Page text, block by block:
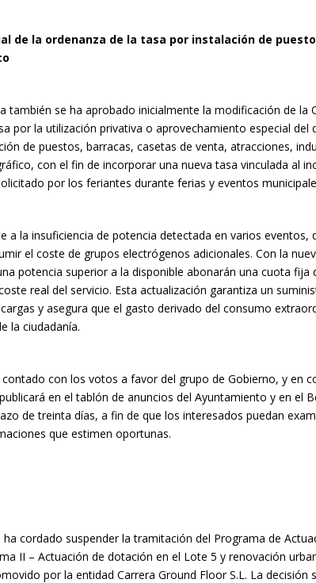
de la ordenanza de la tasa por instalación de
también se ha aprobado inicialmente la modificación de la
por la utilización privativa o aprovechamiento especial del
de puestos, barracas, casetas de venta, atracciones,
con el fin de incorporar una nueva tasa vinculada al
por los feriantes durante ferias y eventos
a la insuficiencia de potencia detectada en varios eventos,
el coste de grupos electrógenos adicionales. Con la
potencia superior a la disponible abonarán una cuota fija
real del servicio. Esta actualización garantiza un
y asegura que el gasto derivado del consumo
la ciudadanía.
con los votos a favor del grupo de Gobierno, y en
en el tablón de anuncios del Ayuntamiento y en el
de treinta días, a fin de que los interesados puedan
que estimen oportunas.
ha cordado suspender la tramitación del Programa de
II – Actuación de dotación en el Lote 5 y renovación
por la entidad Carrera Ground Floor S.L. La decisión